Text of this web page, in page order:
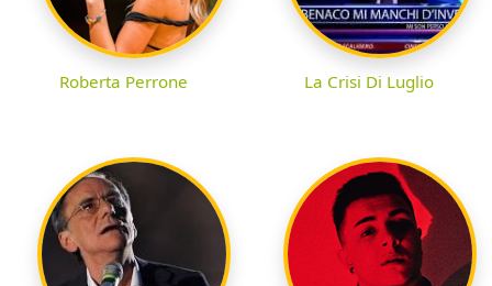
Roberta Perrone La Crisi Di Luglio